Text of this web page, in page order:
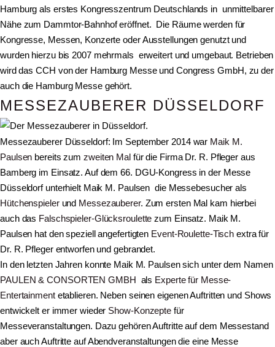
Hamburg als erstes Kongresszentrum Deutschlands in unmittelbarer
Nähe zum Dammtor-Bahnhof eröffnet. Die Räume werden für
Kongresse, Messen, Konzerte oder Ausstellungen genutzt und
wurden hierzu bis 2007 mehrmals erweitert und umgebaut. Betrieben
wird das CCH von der Hamburg Messe und Congress GmbH, zu der
auch die Hamburg Messe gehört.
MESSEZAUBERER DÜSSELDORF
Messezauberer Düsseldorf: Im September 2014 war Maik M.
Paulsen bereits zumzweiten Malfür die Firma Dr. R. Pfleger aus
Bamberg im Einsatz. Auf dem 66. DGU-Kongress in der Messe
Düsseldorf unterhielt Maik M. Paulsen die Messebesucher als
Hütchenspielerund Messezauberer. Zum ersten Mal kam hierbei
auch das Falschspieler-Glücksroulette zum Einsatz. Maik M.
Paulsen hat den speziell angefertigten Event-Roulette-Tisch extra für
Dr. R. Pfleger entworfen und gebrandet.
In den letzten Jahren konnte Maik M. Paulsen sich unter dem Namen
PAULEN & CONSORTEN GMBH als Experte für Messe-
Entertainmentetablieren. Neben seinen eigenen Auftritten und Shows
entwickelt er immer wieder Show-Konzepte für
Messeveranstaltungen. Dazu gehören Auftritte auf dem Messestand
aber auch Auftritte auf Abendveranstaltungen die eine Messe